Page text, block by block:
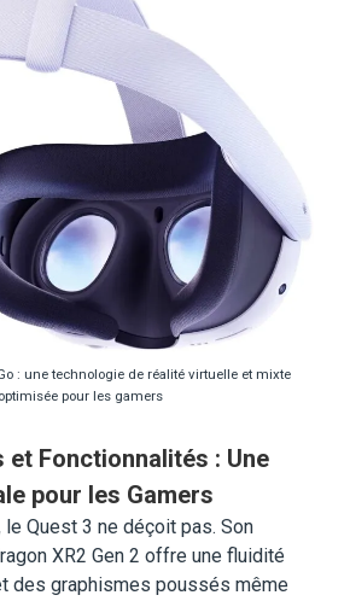
: une technologie de réalité virtuelle et mixte
optimisée pour les gamers
Fonctionnalités : Une
pour les Gamers
Quest 3 ne déçoit pas. Son
XR2 Gen 2 offre une fluidité
des graphismes poussés même